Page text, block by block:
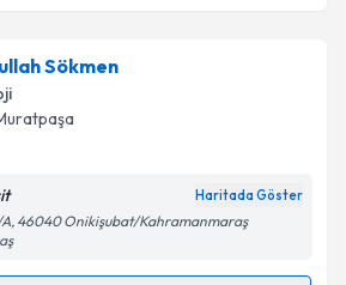
için randevu takvimi talebi oluşturun.
randevu almanız için bir takvim
e-posta ile bilgilendireceğiz.
işlenmesine ilişkinAydınlatma
Sökmen
Haritada Göster
A, 46040 Onikişubat/Kahramanmaraş